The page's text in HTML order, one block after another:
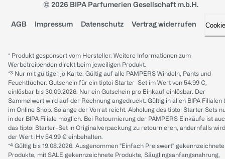
© 2026 BIPA Parfumerien Gesellschaft m.b.H.
AGB Impressum Datenschutz Vertrag widerrufen
* Produkt gesponsert vom Hersteller. Weitere Informationen zum
Werbetreibenden direkt beim jeweiligen Produkt.
*³ Nur mit gültiger jö Karte. Gültig auf alle PAMPERS Windeln, Pants und
Feuchttücher. Gutschein für ein tiptoi Starter-Set im Wert von 54.99 €,
einlösbar bis 30.09.2026. Nur ein Gutschein pro Einkauf einlösbar. Der
Sammelwert wird auf der Rechnung angedruckt. Gültig in allen BIPA Filialen
im Online Shop. Solange der Vorrat reicht. Abholung des tiptoi Starter Sets
in der BIPA Filiale möglich. Bei Retournierung der PAMPERS Einkäufe ist
das tiptoi Starter-Set in Originalverpackung zu retournieren, andernfalls wird
der Wert iHv 54.99 € einbehalten.
*⁴ Gültig bis 19.08.2026. Ausgenommen "Einfach Preiswert" gekennzeichnete
Produkte, mit SALE gekennzeichnete Produkte, Säuglingsanfangsnahrung,